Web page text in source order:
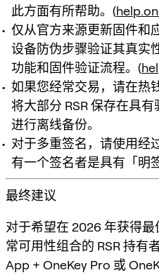
此方面有所帮助。(
仅从官方来源更新固件和
设备防伪步骤验证其真实
功能和固件验证流程。(
如果您经常交易，请在热
将大部分 RSR 保存在具
进行离线备份。
对于多重签名，请使用经
有一个签名者是具有「明
最终建议
对于希望在 2026 年获得
常可用性组合的 RSR 持有
App + OneKey Pro 或